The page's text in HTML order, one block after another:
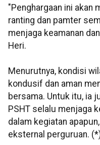
"Penghargaan ini akan
ranting dan pamter
menjaga keamanan
Heri.
Menurutnya, kondisi
kondusif dan aman
bersama. Untuk itu, ia
PSHT selalu menjaga
dalam kegiatan
eksternal perguruan.